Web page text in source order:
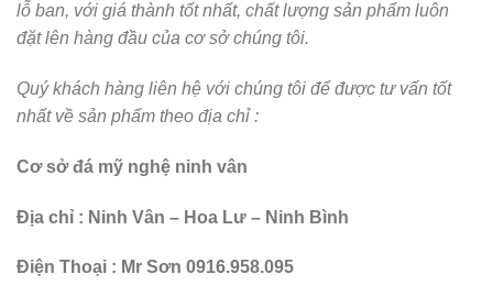
lỗ ban, với giá thành tốt nhất, chất lượng sản phẩm luôn
đặt lên hàng đầu của cơ sở chúng tôi.
Quý khách hàng liên hệ với chúng tôi để được tư vấn tốt
nhất về sản phẩm theo địa chỉ :
Cơ sở đá mỹ nghệ ninh vân
Địa chỉ : Ninh Vân – Hoa Lư – Ninh Bình
Điện Thoại : Mr Sơn 0916.958.095